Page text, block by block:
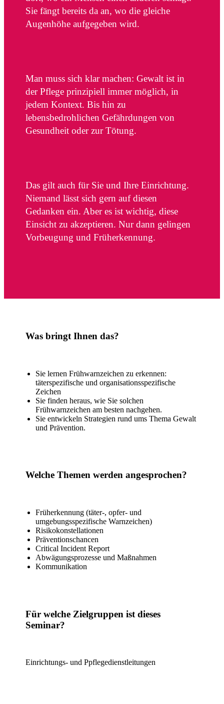
Sie fängt bereits da an, wo die gleiche
Augenhöhe aufgegeben wird.
Man muss sich klar machen: Gewalt ist in
der Pflege prinzipiell immer möglich, in
jedem Kontext. Bis hin zu
lebensbedrohlichen Gefährdungen von
Gesundheit oder zur Tötung.
Das gilt auch für Sie und Ihre Einrichtung.
Niemand lässt sich gern auf diesen
Gedanken ein. Aber es ist wichtig, diese
Einsicht zu akzeptieren. Nur dann gelingen
Vorbeugung und Früherkennung.
Was bringt Ihnen das?
Sie lernen Frühwarnzeichen zu erkennen:
täterspezifische und organisationsspezifische
Zeichen
Sie finden heraus, wie Sie solchen
Frühwarnzeichen am besten nachgehen.
Sie entwickeln Strategien rund ums Thema Gewalt
und Prävention.
Welche Themen werden angesprochen?
Früherkennung (täter-, opfer- und
umgebungsspezifische Warnzeichen)
Risikokonstellationen
Präventionschancen
Critical Incident Report
Abwägungsprozesse und Maßnahmen
Kommunikation
Für welche Zielgruppen ist dieses
Seminar?
Einrichtungs- und Ppflegedienstleitungen